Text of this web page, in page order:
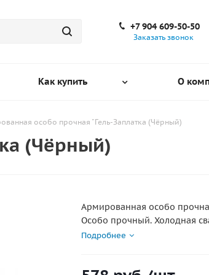
+7 904 609-50-50
Заказать звонок
Как купить О
особо прочная "Гель-Заплатка (Чёрный)
(Чёрный)
Армированная особо
Особо прочный. Холодная
полимеров, усиление
Подробнее